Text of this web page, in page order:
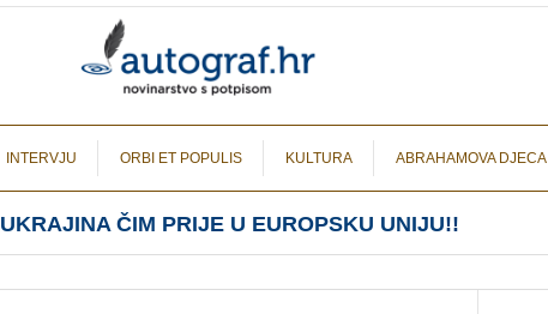
INTERVJU ORBI ET POPULIS KULTURA ABRAHAMOVA DJECA
UKRAJINA ČIM PRIJE U EUROPSKU UNIJU!!